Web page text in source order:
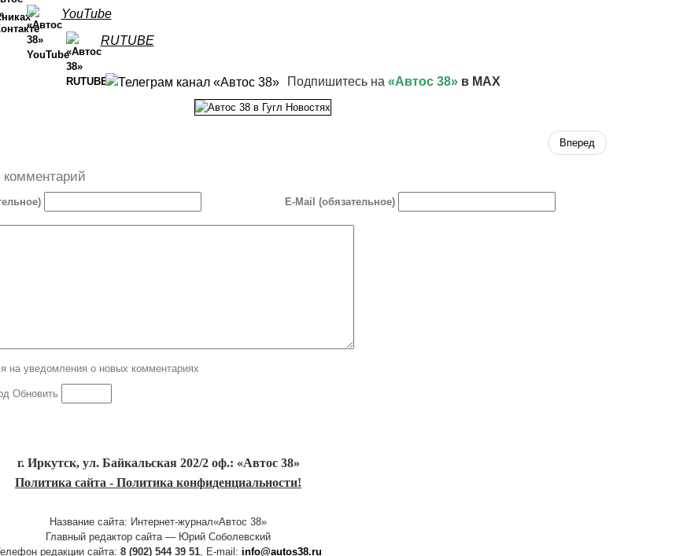
YouTube
RUTUBE
Подпишитесь на «Автос 38» в MAX
Вперед
E-Mail (обязательное)
на уведомления о новых комментариях
Обновить
г. Иркутск, ул. Байкальская 202/2 оф.: «Автос 38»
Политика сайта - Политика конфиденциальности!
Название сайта: Интернет-журнал«Автос 38»
Главный редактор сайта — Юрий Соболевский
редакции сайта: 8 (902) 544 39 51, E-mail: info@autos38.ru